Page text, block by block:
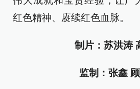
红色精神、赓续红色血脉。
制片：苏洪涛
监制：张鑫